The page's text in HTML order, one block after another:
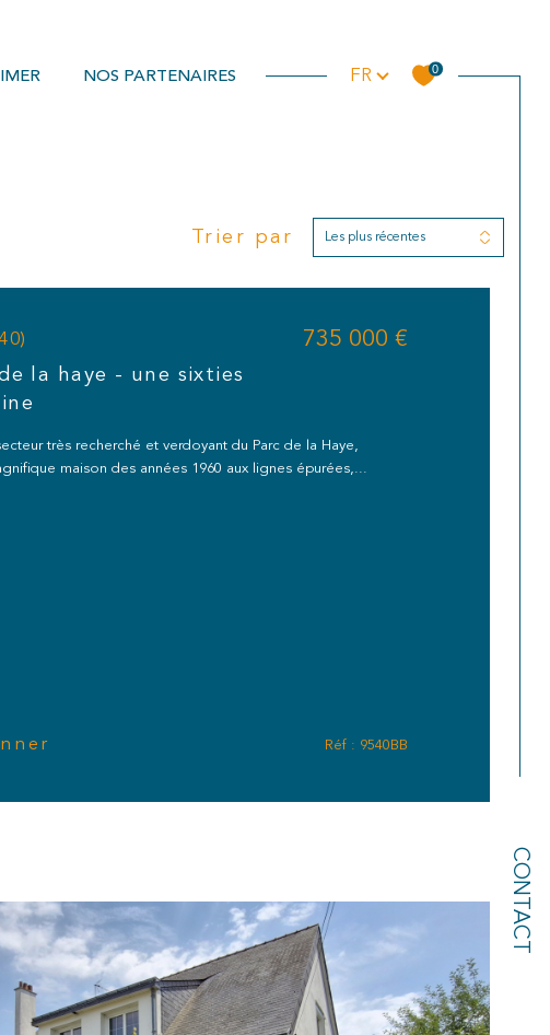
NOS PARTENAIRES Langue
FR 0
CONTACT
Réinitialiser les filtres
Trier par Les plus récentes
la haye - une sixties
735 000 €
très recherché et verdoyant du Parc de la Haye,
maison des années 1960 aux lignes épurées,...
Réf : 9540BB